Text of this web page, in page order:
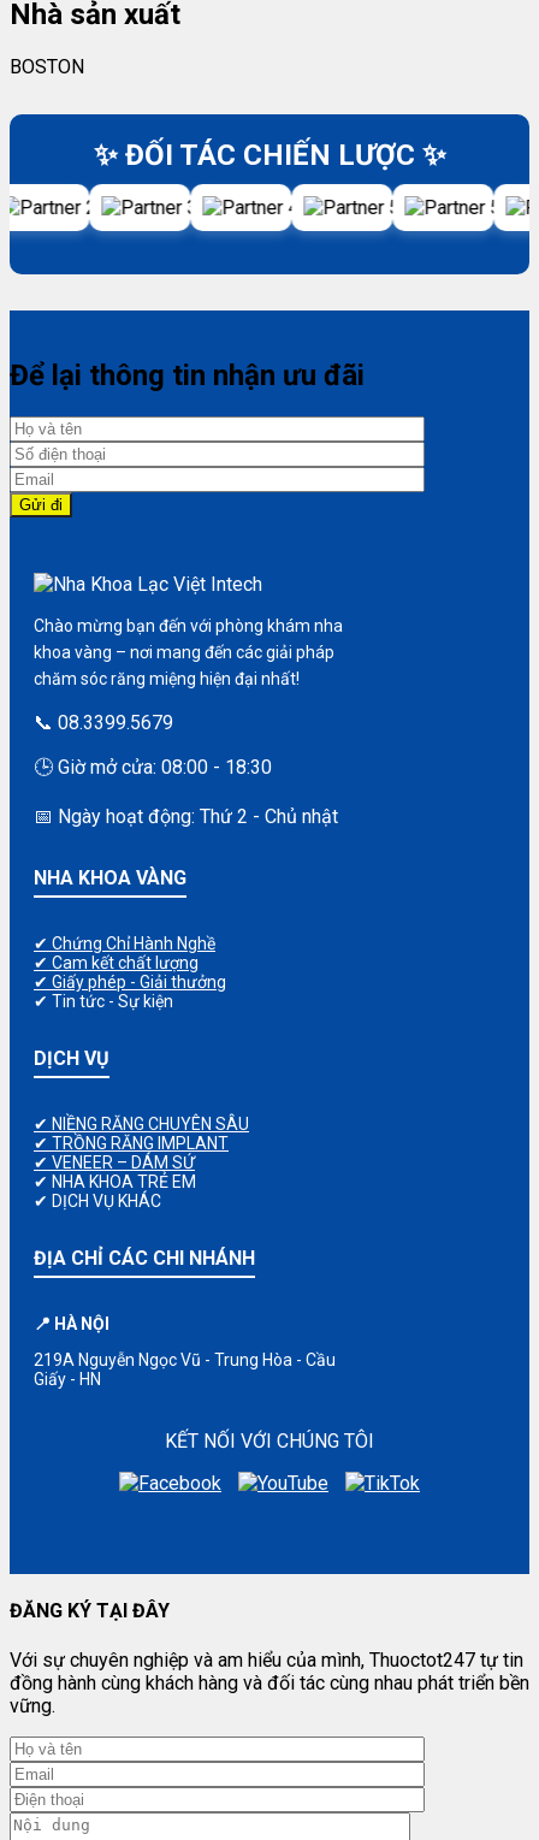
Nhà sản xuất
BOSTON
✨ ĐỐI TÁC CHIẾN LƯỢC ✨
Để lại thông tin nhận ưu đãi
Chào mừng bạn đến với phòng khám nha
khoa vàng – nơi mang đến các giải pháp
chăm sóc răng miệng hiện đại nhất!
📞 08.3399.5679
🕒 Giờ mở cửa: 08:00 - 18:30
📅 Ngày hoạt động: Thứ 2 - Chủ nhật
NHA KHOA VÀNG
✔ Chứng Chỉ Hành Nghề
✔ Cam kết chất lượng
✔ Giấy phép - Giải thưởng
✔ Tin tức - Sự kiện
DỊCH VỤ
✔ NIỀNG RĂNG CHUYÊN SÂU
✔ TRỒNG RĂNG IMPLANT
✔ VENEER – DÁM SỨ
✔ NHA KHOA TRẺ EM
✔ DỊCH VỤ KHÁC
ĐỊA CHỈ CÁC CHI NHÁNH
📍 HÀ NỘI
219A Nguyễn Ngọc Vũ - Trung Hòa - Cầu
Giấy - HN
KẾT NỐI VỚI CHÚNG TÔI
ĐĂNG KÝ TẠI ĐÂY
Với sự chuyên nghiệp và am hiểu của mình, Thuoctot247 tự tin
đồng hành cùng khách hàng và đối tác cùng nhau phát triển bền
vững.